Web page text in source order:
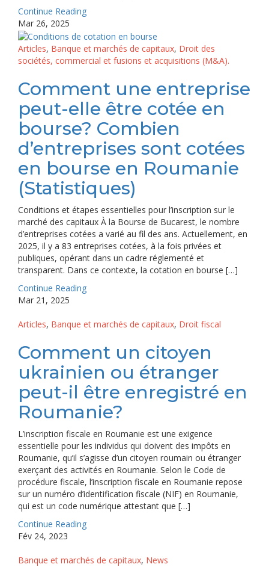
Continue Reading
Mar 26, 2025
Articles, Banque et marchés de capitaux, Droit des
sociétés, commercial et fusions et acquisitions (M&A).
Comment une entreprise
peut-elle être cotée en
bourse? Combien
d’entreprises sont cotées
en bourse en Roumanie
(Statistiques)
Conditions et étapes essentielles pour l’inscription sur le
marché des capitaux À la Bourse de Bucarest, le nombre
d’entreprises cotées a varié au fil des ans. Actuellement, en
2025, il y a 83 entreprises cotées, à la fois privées et
publiques, opérant dans un cadre réglementé et
transparent. Dans ce contexte, la cotation en bourse […]
Continue Reading
Mar 21, 2025
Articles, Banque et marchés de capitaux, Droit fiscal
Comment un citoyen
ukrainien ou étranger
peut-il être enregistré en
Roumanie?
L’inscription fiscale en Roumanie est une exigence
essentielle pour les individus qui doivent des impôts en
Roumanie, qu’il s’agisse d’un citoyen roumain ou étranger
exerçant des activités en Roumanie. Selon le Code de
procédure fiscale, l’inscription fiscale en Roumanie repose
sur un numéro d’identification fiscale (NIF) en Roumanie,
qui est un code numérique attestant que […]
Continue Reading
Fév 24, 2023
Banque et marchés de capitaux, News